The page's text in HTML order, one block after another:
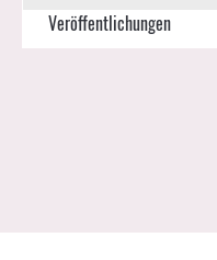
Veröffentlichungen